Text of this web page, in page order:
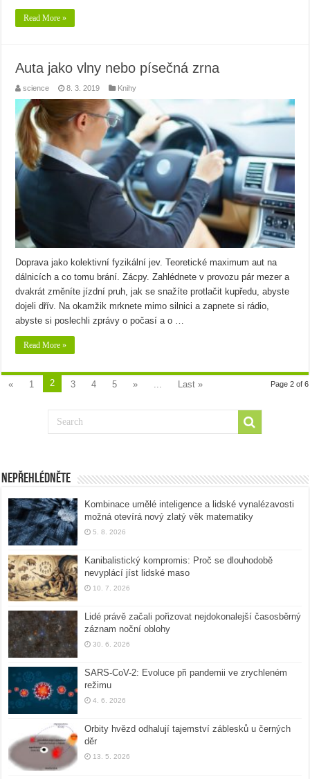
Read More »
Auta jako vlny nebo písečná zrna
science 8. 3. 2019 Knihy
Doprava jako kolektivní fyzikální jev. Teoretické maximum aut na
dálnicích a co tomu brání. Zácpy. Zahlédnete v provozu pár mezer a
dvakrát změníte jízdní pruh, jak se snažíte protlačit kupředu, abyste
dojeli dřív. Na okamžik mrknete mimo silnici a zapnete si rádio,
abyste si poslechli zprávy o počasí a o …
Read More »
Page 2 of 6
« 1 2 3 4 5 » Last »
Nepřehlédněte
Kombinace umělé inteligence a lidské vynalézavosti
možná otevírá nový zlatý věk matematiky
5. 8. 2026
Kanibalistický kompromis: Proč se dlouhodobě
nevyplácí jíst lidské maso
10. 7. 2026
Lidé právě začali pořizovat nejdokonalejší časosběrný
záznam noční oblohy
30. 6. 2026
SARS-CoV-2: Evoluce při pandemii ve zrychleném
režimu
4. 6. 2026
Orbity hvězd odhalují tajemství záblesků u černých
děr
13. 5. 2026